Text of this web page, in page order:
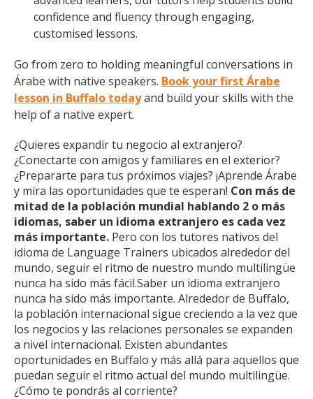
confidence and fluency through engaging,
customised lessons.
Go from zero to holding meaningful conversations in
Árabe with native speakers. Book your first Árabe
lesson in Buffalo todayand build your skills with the
help of a native expert.
¿Quieres expandir tu negocio al extranjero?
¿Conectarte con amigos y familiares en el exterior?
¿Prepararte para tus próximos viajes? ¡Aprende Árabe
y mira las oportunidades que te esperan! Con más de
mitad de la población mundial hablando 2 o más
idiomas, saber un idioma extranjero es cada vez
más importante. Pero con los tutores nativos del
idioma de Language Trainers ubicados alrededor del
mundo, seguir el ritmo de nuestro mundo multilingüe
nunca ha sido más fácil.Saber un idioma extranjero
nunca ha sido más importante. Alrededor de Buffalo,
la población internacional sigue creciendo a la vez que
los negocios y las relaciones personales se expanden
a nivel internacional. Existen abundantes
oportunidades en Buffalo y más allá para aquellos que
puedan seguir el ritmo actual del mundo multilingüe.
¿Cómo te pondrás al corriente?